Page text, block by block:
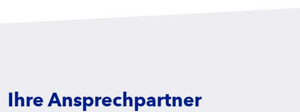
Ihre Ansprechpartner